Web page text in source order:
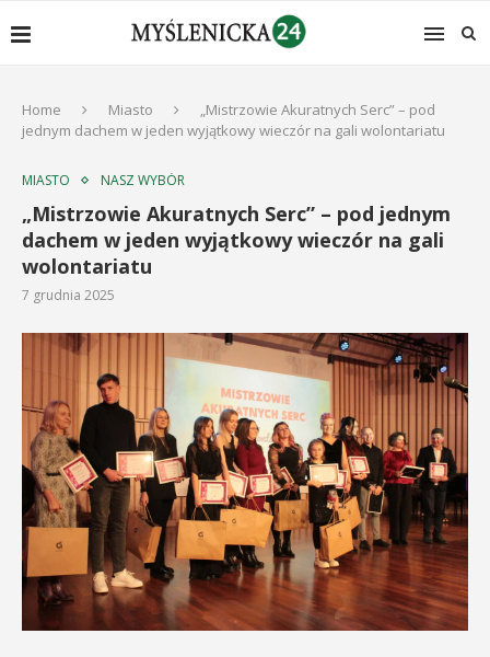
Home Miasto
„Mistrzowie Akuratnych Serc” – pod
jednym dachem w jeden wyjątkowy wieczór na gali wolontariatu
MIASTO NASZ WYBÓR
„Mistrzowie Akuratnych Serc” – pod jednym
dachem w jeden wyjątkowy wieczór na gali
wolontariatu
7 grudnia 2025